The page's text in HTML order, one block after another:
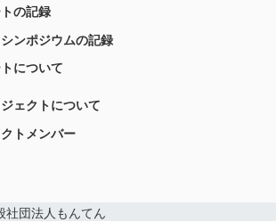
の記録
ンポジウムの記録
について
ェクトについて
トメンバー
団法人もんてん